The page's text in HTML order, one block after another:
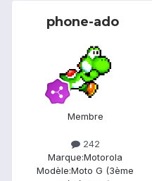
phone-ado
Membre
242
Marque:Motorola
Modèle:Moto G (3ème